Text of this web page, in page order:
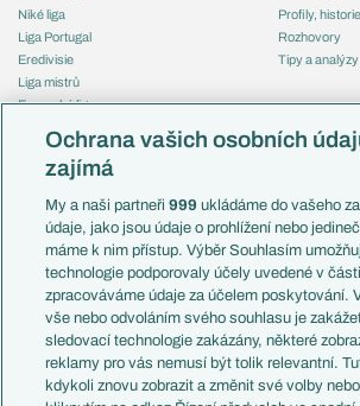
Niké liga
Liga Portugal
Eredivisie
Liga mistrů
Evropská liga
Mistrovství světa
Liga národů
Témata
Představení týmů MS
EuroSkauting
PL v kostce
Evropské koeficienty
Přestupy
Přestupové spekulace
Zranění
Profily, historie
Rozhovory
Tipy a analýzy
Česko
Francie
Itálie
Německo
Španělsko
Argentina
Brazílie
Přestupy
Zápasy
Ochrana vašich osobních
zajímá
My a naši partneři999 ukládáme do vašeho
údaje, jako jsou údaje o prohlížení nebo
máme k nim přístup. Výběr Souhlasím
technologie podporovaly účely uvedené v
zpracováváme údaje za účelem poskytování.
vše nebo odvoláním svého souhlasu je
sledovací technologie zakázány, některé
reklamy pro vás nemusí být tolik relevantní.
kdykoli znovu zobrazit a změnit své volby